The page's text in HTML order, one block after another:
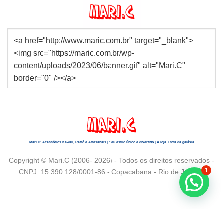
Mari.C: Acessórios Kawaii, Retrô e Artesanais | Seu estilo único e divertido | A loja + fofa da galáxia
Copyright © Mari.C (2006- 2026) - Todos os direitos reservados -
CNPJ: 15.390.128/0001-86 - Copacabana - Rio de Janeiro 1